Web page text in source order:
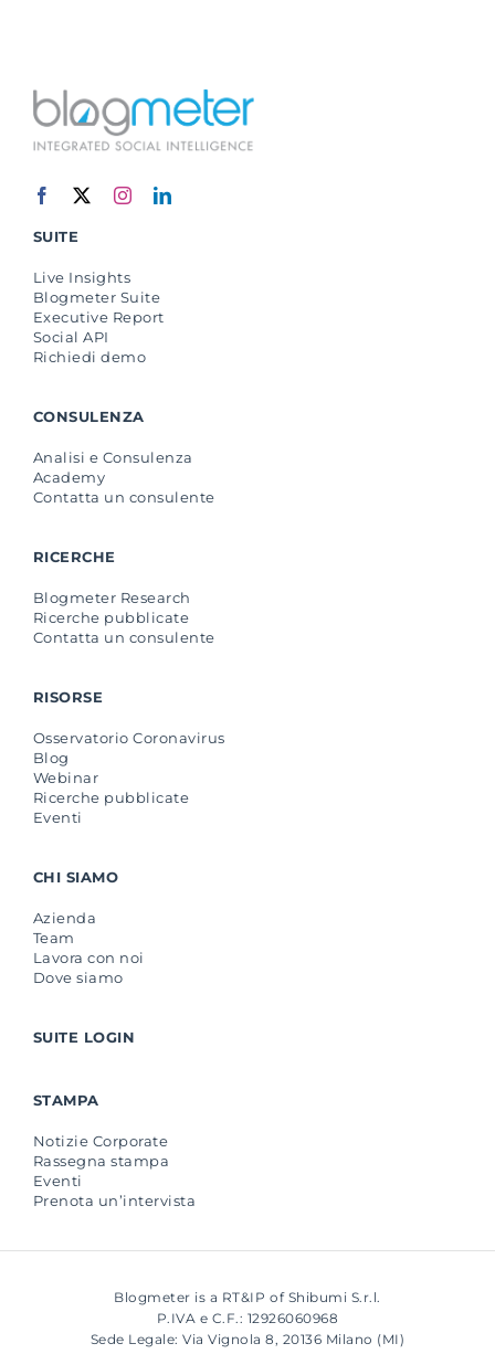
SUITE
Live Insights
Blogmeter Suite
Executive Report
Social API
Richiedi demo
CONSULENZA
Analisi e Consulenza
Academy
Contatta un consulente
RICERCHE
Blogmeter Research
Ricerche pubblicate
Contatta un consulente
RISORSE
Osservatorio Coronavirus
Blog
Webinar
Ricerche pubblicate
Eventi
CHI SIAMO
Azienda
Team
Lavora con noi
Dove siamo
SUITE LOGIN
STAMPA
Notizie Corporate
Rassegna stampa
Eventi
Prenota un’intervista
Blogmeter is a RT&IP of Shibumi S.r.l.
P.IVA e C.F.: 12926060968
Sede Legale: Via Vignola 8, 20136 Milano (MI)